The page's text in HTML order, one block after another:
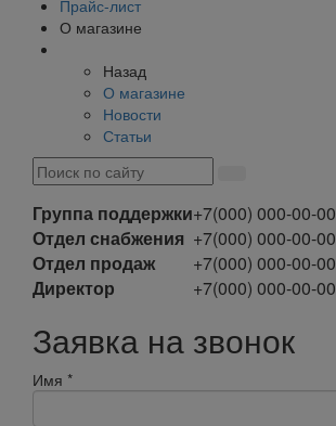
Прайс-лист
О магазине
Назад
О магазине
Новости
Статьи
Группа поддержки+7(000) 000-00-00
Отдел снабжения +7(000) 000-00-00
Отдел продаж
+7(000) 000-00-00
Директор
+7(000) 000-00-00
Заявка на звонок
Имя *